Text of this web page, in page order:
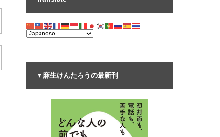
▼麻生けんたろうの最新刊